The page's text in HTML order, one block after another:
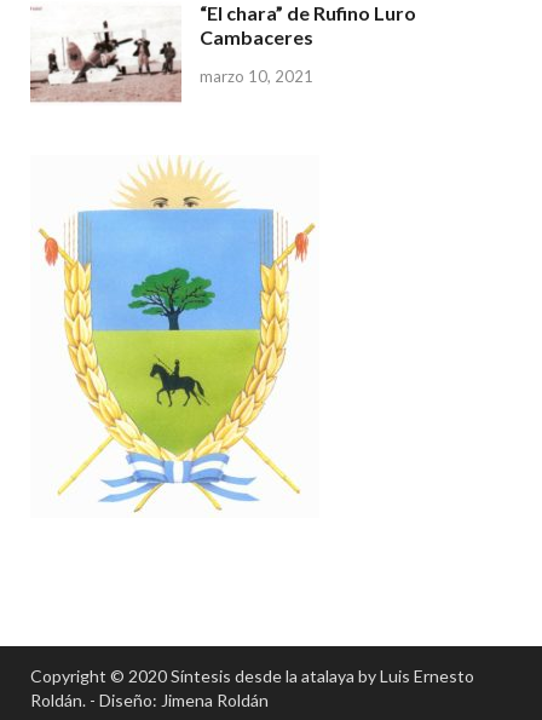
“El chara” de Rufino Luro
Cambaceres
marzo 10, 2021
Copyright © 2020 Síntesis desde la atalaya by Luis Ernesto
Roldán. - Diseño: Jimena Roldán